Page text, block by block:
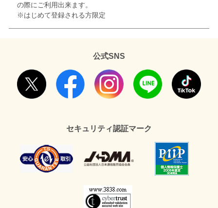
の際にご利用出来ます。
※はじめて登録される方限定
公式SNS
セキュリティ認証マーク